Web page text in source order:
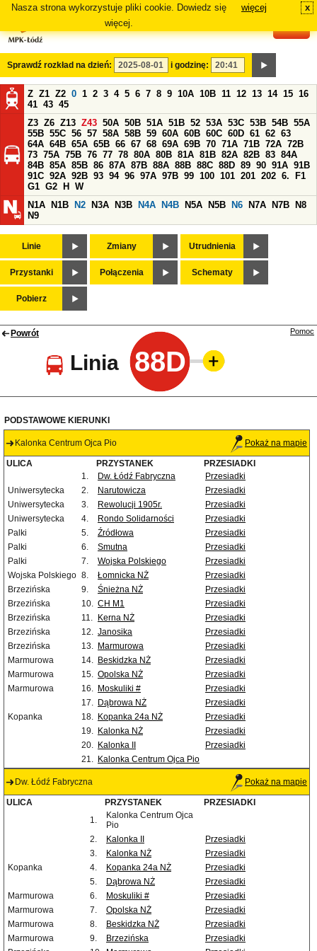
Nasza strona wykorzystuje pliki cookie. Dowiedz się
więcej.
więcej x
Sprawdź rozkład na dzień: i godzinę:
Z Z1 Z2 0 1 2 3 4 5 6 7 8 9 10A 10B 11 12 13 14 15 16
41 43 45
Z3 Z6 Z13 Z43 50A 50B 51A 51B 52 53A 53C 53B 54B 55A
55B 55C 56 57 58A 58B 59 60A 60B 60C 60D 61 62 63
64A 64B 65A 65B 66 67 68 69A 69B 70 71A 71B 72A 72B
73 75A 75B 76 77 78 80A 80B 81A 81B 82A 82B 83 84A
84B 85A 85B 86 87A 87B 88A 88B 88C 88D 89 90 91A 91B
91C 92A 92B 93 94 96 97A 97B 99 100 101 201 202 6.
F1
G1 G2 H
W
N1A
N1B N2 N3A N3B N4A N4B N5A N5B N6 N7A N7B
N8
N9
Linie Zmiany Utrudnienia
Przystanki Połączenia Schematy
Pobierz
Powrót
Linia 88D
Pomoc
PODSTAWOWE KIERUNKI
Kalonka Centrum Ojca Pio Pokaż na mapie
ULICA PRZYSTANEK
PRZESIADKI
1.
Dw. Łódź Fabryczna
Przesiadki
Uniwersytecka
2. Narutowicza
Przesiadki
Uniwersytecka
3. Rewolucji 1905r.
Przesiadki
Uniwersytecka
4. Rondo Solidarności
Przesiadki
Palki
5. Źródłowa
Przesiadki
Palki
6. Smutna
Przesiadki
Palki
7. Wojska Polskiego
Przesiadki
Wojska Polskiego 8. Łomnicka NŻ
Przesiadki
Brzezińska
9. Śnieżna NŻ
Przesiadki
Brzezińska
10. CH M1
Przesiadki
Brzezińska
11. Kerna NŻ
Przesiadki
Brzezińska
12. Janosika
Przesiadki
Brzezińska
13. Marmurowa
Przesiadki
Marmurowa
14. Beskidzka NŻ
Przesiadki
Marmurowa
15. Opolska NŻ
Przesiadki
Marmurowa
16. Moskuliki #
Przesiadki
17. Dąbrowa NŻ
Przesiadki
Kopanka
18. Kopanka 24a NŻ
Przesiadki
19. Kalonka NŻ
Przesiadki
20. Kalonka II
Przesiadki
21. Kalonka Centrum Ojca Pio
Dw. Łódź Fabryczna Pokaż na mapie
ULICA PRZYSTANEK
PRZESIADKI
1.
Kalonka Centrum Ojca
Pio
2.
Kalonka II
Przesiadki
3.
Kalonka NŻ
Przesiadki
Kopanka
4. Kopanka 24a NŻ
Przesiadki
5.
Dąbrowa NŻ
Przesiadki
Marmurowa
6. Moskuliki #
Przesiadki
Marmurowa
7. Opolska NŻ
Przesiadki
Marmurowa
8. Beskidzka NŻ
Przesiadki
Marmurowa
9. Brzezińska
Przesiadki